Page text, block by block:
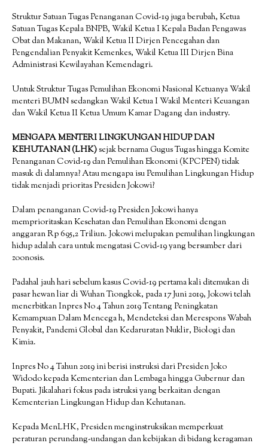
Struktur Satuan Tugas Penanganan Covid-19 juga berubah, Ketua
Satuan Tugas Kepala BNPB, Wakil Ketua I Kepala Badan Pengawas
Obat dan Makanan, Wakil Ketua II Dirjen Pencegahan dan
Pengendalian Penyakit Kemenkes, Wakil Ketua III Dirjen Bina
Administrasi Kewilayahan Kemendagri.
Untuk Struktur Tugas Pemulihan Ekonomi Nasional Ketuanya Wakil
menteri BUMN sedangkan Wakil Ketua I Wakil Menteri Keuangan
dan Wakil Ketua II Ketua Umum Kamar Dagang dan industry.
MENGAPA MENTERI LINGKUNGAN HIDUP DAN
KEHUTANAN (LHK)sejak bernama Gugus Tugas hingga Komite
Penanganan Covid-19 dan Pemulihan Ekonomi (KPCPEN) tidak
masuk di dalamnya? Atau mengapa isu Pemulihan Lingkungan Hidup
tidak menjadi prioritas Presiden Jokowi?
Dalam penanganan Covid-19 Presiden Jokowi hanya
memprioritaskan Kesehatan dan Pemulihan Ekonomi dengan
anggaran Rp 695,2 Triliun. Jokowi melupakan pemulihan lingkungan
hidup adalah cara untuk mengatasi Covid-19 yang bersumber dari
zoonosis.
Padahal jauh hari sebelum kasus Covid-19 pertama kali ditemukan di
pasar hewan liar di Wuhan Tiongkok, pada 17 Juni 2019, Jokowi telah
menerbitkan Inpres No 4 Tahun 2019 Tentang Peningkatan
Kemampuan Dalam Mencega h, Mendeteksi dan Merespons Wabah
Penyakit, Pandemi Global dan Kedaruratan Nuklir, Biologi dan
Kimia.
Inpres No 4 Tahun 2019 ini berisi instruksi dari Presiden Joko
Widodo kepada Kementerian dan Lembaga hingga Gubernur dan
Bupati. Jikalahari fokus pada istruksi yang berkaitan dengan
Kementerian Lingkungan Hidup dan Kehutanan.
Kepada MenLHK, Presiden menginstruksikan memperkuat
peraturan perundang-undangan dan kebijakan di bidang keragaman